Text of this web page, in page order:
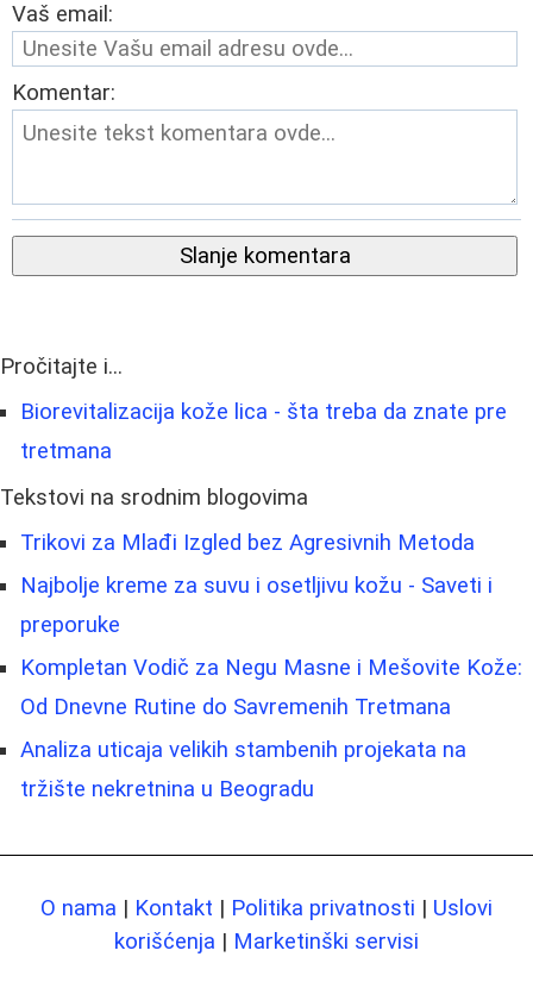
Vaš email:
Komentar:
Slanje komentara
Pročitajte i...
Biorevitalizacija kože lica - šta treba da znate pre
tretmana
Tekstovi na srodnim blogovima
Trikovi za Mlađi Izgled bez Agresivnih Metoda
Najbolje kreme za suvu i osetljivu kožu - Saveti i
preporuke
Kompletan Vodič za Negu Masne i Mešovite Kože:
Od Dnevne Rutine do Savremenih Tretmana
Analiza uticaja velikih stambenih projekata na
tržište nekretnina u Beogradu
O nama | Kontakt | Politika privatnosti | Uslovi
korišćenja | Marketinški servisi